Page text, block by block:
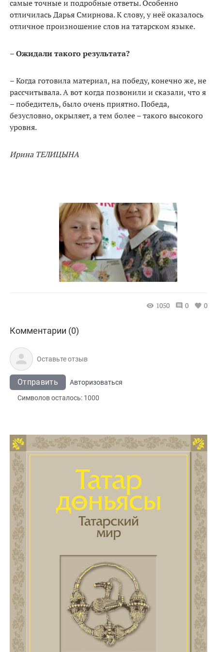
самые точные и подробные ответы. Особенно
отличилась Дарья Смирнова. К слову, у неё оказалось
отличное произношение слов на татарском языке.
– Ожидали такого результата?
– Когда готовила материал, на победу, конечно же, не
рассчитывала. А вот когда позвонили и сказали, что я
– победитель, было очень приятно. Победа,
безусловно, окрыляет, а тем более – такого высокого
уровня.
Ирина ТЕЛИЦЫНА
1050 0 0
Комментарии (0)
Отправить
Авторизоваться
Символов осталось: 1000